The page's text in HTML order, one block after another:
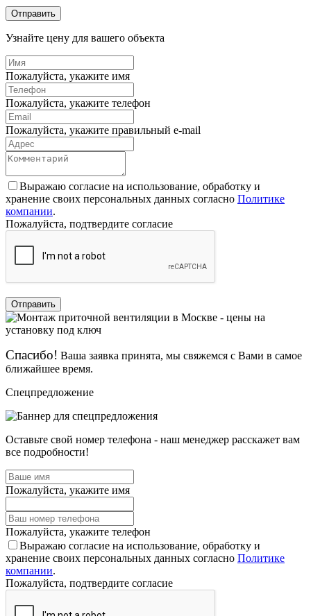
Отправить
Узнайте цену для вашего объекта
Пожалуйста, укажите имя
Пожалуйста, укажите телефон
Пожалуйста, укажите правильный e-mail
Выражаю согласие на использование, обработку и
хранение своих персональных данных согласно Политике
компании.
Пожалуйста, подтвердите согласие
Отправить
Спасибо! Ваша заявка принята, мы свяжемся с Вами в самое
ближайшее время.
Спецпредложение
Оставьте свой номер телефона - наш менеджер расскажет вам
все подробности!
Пожалуйста, укажите имя
Пожалуйста, укажите телефон
Выражаю согласие на использование, обработку и
хранение своих персональных данных согласно Политике
компании.
Пожалуйста, подтвердите согласие